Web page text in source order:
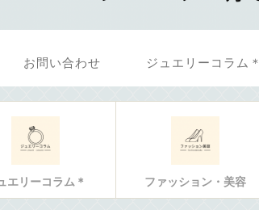
お問い合わせ ジュエリーコラム＊
エリーコラム＊ ファッション・美容